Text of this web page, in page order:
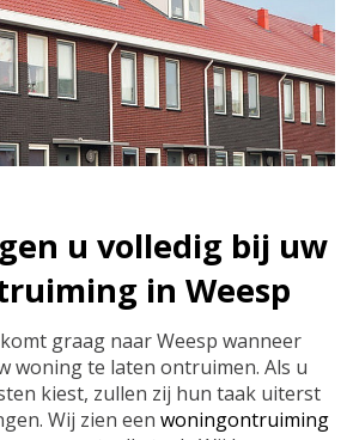
u volledig bij uw
in Weesp
graag naar Weesp wanneer
woning te laten ontruimen. Als u
kiest, zullen zij hun taak uiterst
Wij zien een woningontruiming